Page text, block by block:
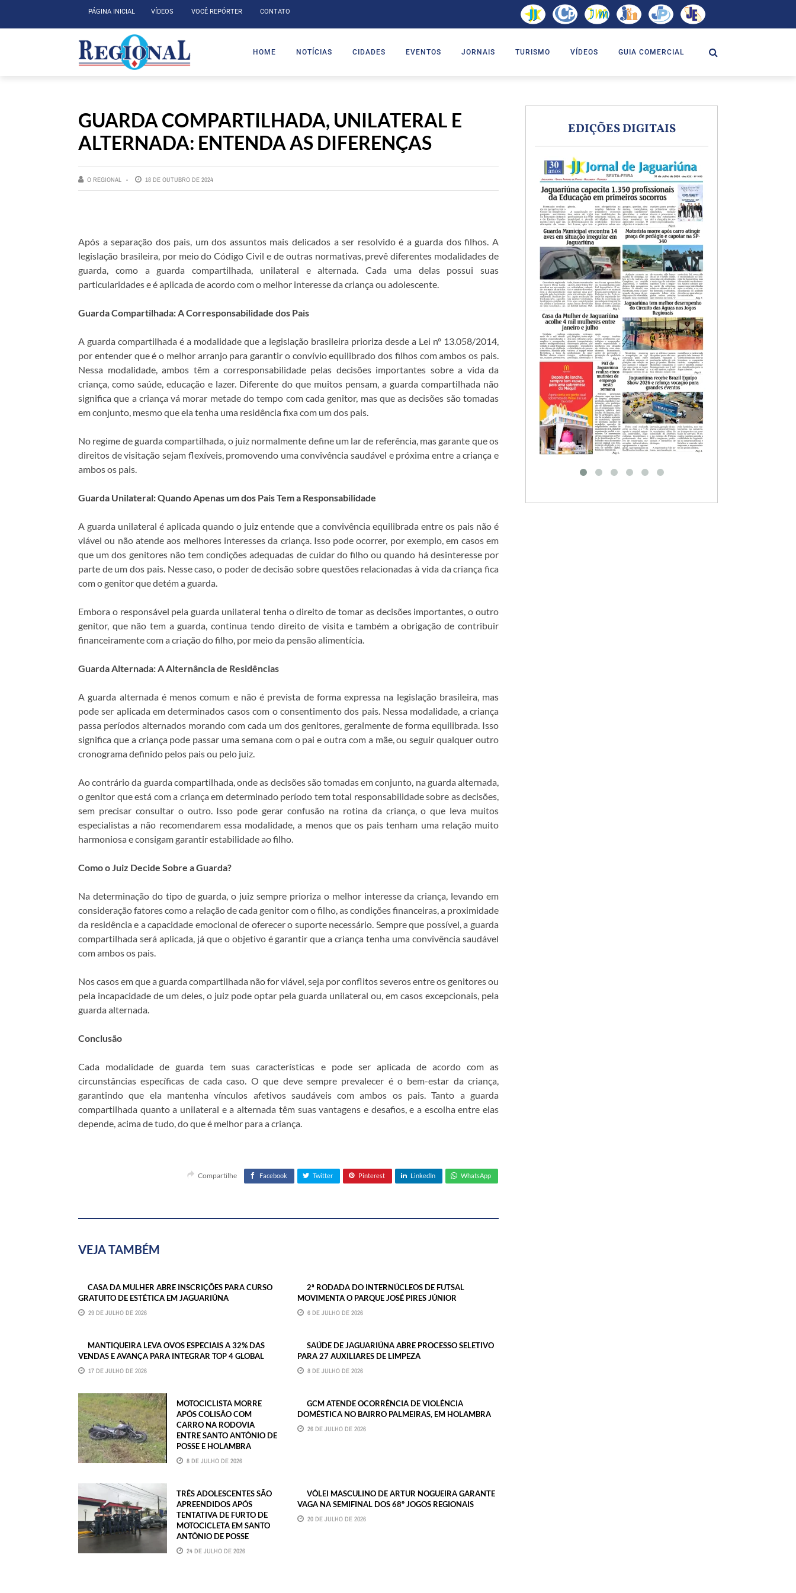
PÁGINA INICIAL VÍDEOS VOCÊ REPÓRTER CONTATO
HOME NOTÍCIAS CIDADES EVENTOS JORNAIS TURISMO VÍDEOS GUIA COMERCIAL
GUARDA COMPARTILHADA, UNILATERAL E
ALTERNADA: ENTENDA AS DIFERENÇAS
O REGIONAL 18 DE OUTUBRO DE 2024
Após a separação dos pais, um dos assuntos mais delicados a ser resolvido é a guarda dos filhos. A
legislação brasileira, por meio do Código Civil e de outras normativas, prevê diferentes modalidades de
guarda, como a guarda compartilhada, unilateral e alternada. Cada uma delas possui suas
particularidades e é aplicada de acordo com o melhor interesse da criança ou adolescente.
Guarda Compartilhada: A Corresponsabilidade dos Pais
A guarda compartilhada é a modalidade que a legislação brasileira prioriza desde a Lei nº 13.058/2014,
por entender que é o melhor arranjo para garantir o convívio equilibrado dos filhos com ambos os pais.
Nessa modalidade, ambos têm a corresponsabilidade pelas decisões importantes sobre a vida da
criança, como saúde, educação e lazer. Diferente do que muitos pensam, a guarda compartilhada não
significa que a criança vá morar metade do tempo com cada genitor, mas que as decisões são tomadas
em conjunto, mesmo que ela tenha uma residência fixa com um dos pais.
No regime de guarda compartilhada, o juiz normalmente define um lar de referência, mas garante que os
direitos de visitação sejam flexíveis, promovendo uma convivência saudável e próxima entre a criança e
ambos os pais.
Guarda Unilateral: Quando Apenas um dos Pais Tem a Responsabilidade
A guarda unilateral é aplicada quando o juiz entende que a convivência equilibrada entre os pais não é
viável ou não atende aos melhores interesses da criança. Isso pode ocorrer, por exemplo, em casos em
que um dos genitores não tem condições adequadas de cuidar do filho ou quando há desinteresse por
parte de um dos pais. Nesse caso, o poder de decisão sobre questões relacionadas à vida da criança fica
com o genitor que detém a guarda.
Embora o responsável pela guarda unilateral tenha o direito de tomar as decisões importantes, o outro
genitor, que não tem a guarda, continua tendo direito de visita e também a obrigação de contribuir
financeiramente com a criação do filho, por meio da pensão alimentícia.
Guarda Alternada: A Alternância de Residências
A guarda alternada é menos comum e não é prevista de forma expressa na legislação brasileira, mas
pode ser aplicada em determinados casos com o consentimento dos pais. Nessa modalidade, a criança
passa períodos alternados morando com cada um dos genitores, geralmente de forma equilibrada. Isso
significa que a criança pode passar uma semana com o pai e outra com a mãe, ou seguir qualquer outro
cronograma definido pelos pais ou pelo juiz.
Ao contrário da guarda compartilhada, onde as decisões são tomadas em conjunto, na guarda alternada,
o genitor que está com a criança em determinado período tem total responsabilidade sobre as decisões,
sem precisar consultar o outro. Isso pode gerar confusão na rotina da criança, o que leva muitos
especialistas a não recomendarem essa modalidade, a menos que os pais tenham uma relação muito
harmoniosa e consigam garantir estabilidade ao filho.
Como o Juiz Decide Sobre a Guarda?
Na determinação do tipo de guarda, o juiz sempre prioriza o melhor interesse da criança, levando em
consideração fatores como a relação de cada genitor com o filho, as condições financeiras, a proximidade
da residência e a capacidade emocional de oferecer o suporte necessário. Sempre que possível, a guarda
compartilhada será aplicada, já que o objetivo é garantir que a criança tenha uma convivência saudável
com ambos os pais.
Nos casos em que a guarda compartilhada não for viável, seja por conflitos severos entre os genitores ou
pela incapacidade de um deles, o juiz pode optar pela guarda unilateral ou, em casos excepcionais, pela
guarda alternada.
Conclusão
Cada modalidade de guarda tem suas características e pode ser aplicada de acordo com as
circunstâncias específicas de cada caso. O que deve sempre prevalecer é o bem-estar da criança,
garantindo que ela mantenha vínculos afetivos saudáveis com ambos os pais. Tanto a guarda
compartilhada quanto a unilateral e a alternada têm suas vantagens e desafios, e a escolha entre elas
depende, acima de tudo, do que é melhor para a criança.
Compartilhe Facebook Twitter Pinterest LinkedIn WhatsApp
VEJA TAMBÉM
CASA DA MULHER ABRE INSCRIÇÕES PARA CURSO
GRATUITO DE ESTÉTICA EM JAGUARIÚNA
29 DE JULHO DE 2026
2ª RODADA DO INTERNÚCLEOS DE FUTSAL
MOVIMENTA O PARQUE JOSÉ PIRES JÚNIOR
6 DE JULHO DE 2026
MANTIQUEIRA LEVA OVOS ESPECIAIS A 32% DAS
VENDAS E AVANÇA PARA INTEGRAR TOP 4 GLOBAL
17 DE JULHO DE 2026
SAÚDE DE JAGUARIÚNA ABRE PROCESSO SELETIVO
PARA 27 AUXILIARES DE LIMPEZA
8 DE JULHO DE 2026
MOTOCICLISTA MORRE
APÓS COLISÃO COM
CARRO NA RODOVIA
ENTRE SANTO ANTÔNIO DE
POSSE E HOLAMBRA
8 DE JULHO DE 2026
GCM ATENDE OCORRÊNCIA DE VIOLÊNCIA
DOMÉSTICA NO BAIRRO PALMEIRAS, EM HOLAMBRA
26 DE JULHO DE 2026
TRÊS ADOLESCENTES SÃO
APREENDIDOS APÓS
TENTATIVA DE FURTO DE
MOTOCICLETA EM SANTO
ANTÔNIO DE POSSE
24 DE JULHO DE 2026
VÔLEI MASCULINO DE ARTUR NOGUEIRA GARANTE
VAGA NA SEMIFINAL DOS 68º JOGOS REGIONAIS
20 DE JULHO DE 2026
EDIÇÕES DIGITAIS